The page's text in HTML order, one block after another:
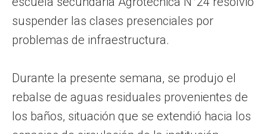
suspender las clases presenciales por
problemas de infraestructura.
Durante la presente semana, se produjo el
rebalse de aguas residuales provenientes de
los baños, situación que se extendió hacia los